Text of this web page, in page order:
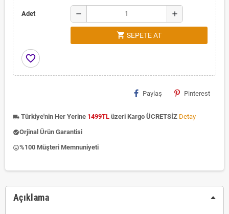
Adet remove add
shopping_cart SEPETE AT
favorite_border
Paylaş Pinterest
local_shipping Türkiye'nin Her Yerine 1499TL üzeri Kargo ÜCRETSİZ Detay
check_circleOrjinal Ürün Garantisi
insert_emoticon%100 Müşteri Memnuniyeti
Açıklama